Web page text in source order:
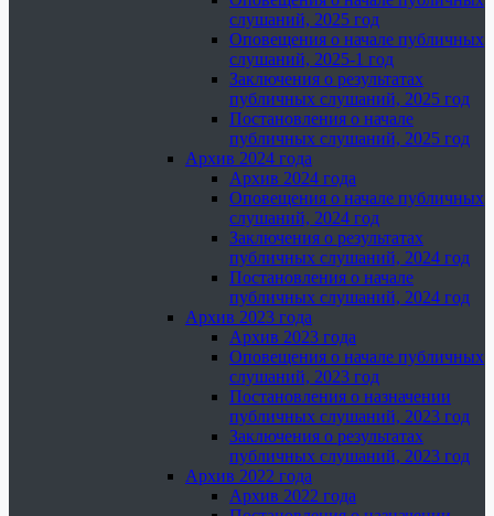
слушаний, 2025 год
Оповещения о начале публичных
слушаний, 2025-1 год
Заключения о результатах
публичных слушаний, 2025 год
Постановления о начале
публичных слушаний, 2025 год
Архив 2024 года
Архив 2024 года
Оповещения о начале публичных
слушаний, 2024 год
Заключения о результатах
публичных слушаний, 2024 год
Постановления о начале
публичных слушаний, 2024 год
Архив 2023 года
Архив 2023 года
Оповещения о начале публичных
слушаний, 2023 год
Постановления о назначении
публичных слушаний, 2023 год
Заключения о результатах
публичных слушаний, 2023 год
Архив 2022 года
Архив 2022 года